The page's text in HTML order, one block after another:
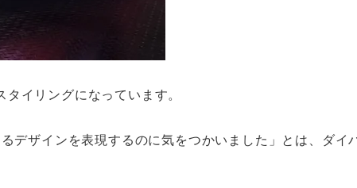
イリングになっています。
デザインを表現するのに気をつかいました」とは、ダイ